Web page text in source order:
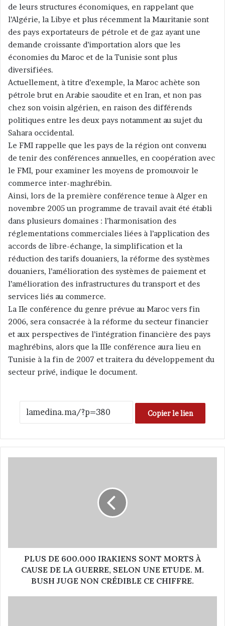
de leurs structures économiques, en rappelant que
l’Algérie, la Libye et plus récemment la Mauritanie sont
des pays exportateurs de pétrole et de gaz ayant une
demande croissante d’importation alors que les
économies du Maroc et de la Tunisie sont plus
diversifiées.
Actuellement, à titre d’exemple, la Maroc achète son
pétrole brut en Arabie saoudite et en Iran, et non pas
chez son voisin algérien, en raison des différends
politiques entre les deux pays notamment au sujet du
Sahara occidental.
Le FMI rappelle que les pays de la région ont convenu
de tenir des conférences annuelles, en coopération avec
le FMI, pour examiner les moyens de promouvoir le
commerce inter-maghrébin.
Ainsi, lors de la première conférence tenue à Alger en
novembre 2005 un programme de travail avait été établi
dans plusieurs domaines : l’harmonisation des
réglementations commerciales liées à l’application des
accords de libre-échange, la simplification et la
réduction des tarifs douaniers, la réforme des systèmes
douaniers, l’amélioration des systèmes de paiement et
l’amélioration des infrastructures du transport et des
services liés au commerce.
La IIe conférence du genre prévue au Maroc vers fin
2006, sera consacrée à la réforme du secteur financier
et aux perspectives de l’intégration financière des pays
maghrébins, alors que la IIIe conférence aura lieu en
Tunisie à la fin de 2007 et traitera du développement du
secteur privé, indique le document.
Copier le lien
0
PLUS DE 600.000 IRAKIENS SONT MORTS À
CAUSE DE LA GUERRE, SELON UNE ETUDE. M.
BUSH JUGE NON CRÉDIBLE CE CHIFFRE.